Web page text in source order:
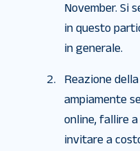
November. Si
in questo
in generale.
Reazione
ampiamente
online, fallire
invitare a